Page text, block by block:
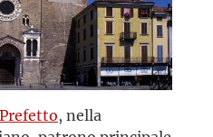
, nella